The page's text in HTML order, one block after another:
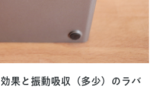
果と振動吸収（多少）のラバ